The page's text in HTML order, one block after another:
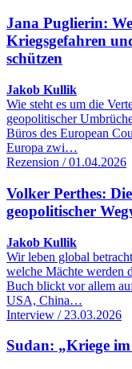
Jana Puglierin:
Kriegsgefahren
schützen
Jakob Kullik
Wie steht es um die
geopolitischer
Büros des European
Europa zwi…
Rezension / 01.04.2026
Volker Perthes:
geopolitischer
Jakob Kullik
Wir leben global
welche Mächte werden
Buch blickt vor allem
USA, China…
Interview / 23.03.2026
Sudan: „Kriege